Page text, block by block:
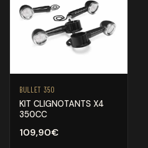
BULLET 350
KIT CLIGNOTANTS X4
350CC
109,90€